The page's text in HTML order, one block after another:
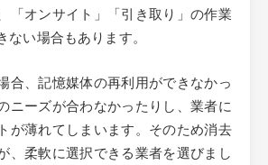
「オンサイト」「引き取り」の作業
い場合もあります。
合、記憶媒体の再利用ができなかっ
ニーズが合わなかったりし、業者に
が薄れてしまいます。そのため消去
、柔軟に選択できる業者を選びまし